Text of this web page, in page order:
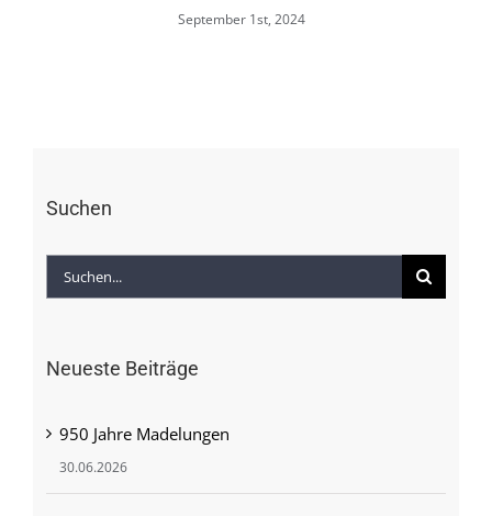
September 1st, 2024
Suchen
Suche
Neueste Beiträge
950 Jahre Madelungen
30.06.2026